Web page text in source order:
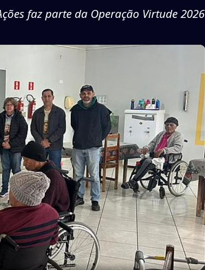
faz parte da Operação Virtude 2026